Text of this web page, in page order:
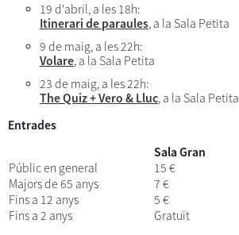
19 d'abril, a les 18h:
Itinerari de paraules, a la Sala Petita
9 de maig, a les 22h:
Volare, a la Sala Petita
23 de maig, a les 22h:
The Quiz + Vero & Lluc, a la Sala Petita
Entrades
Sala Gran
Públic en general
15 €
Majors de 65 anys
7 €
Fins a 12 anys
5 €
Fins a 2 anys
Gratuït